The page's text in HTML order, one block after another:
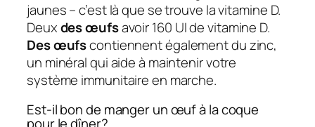
jaunes – c’est là que se trouve la vitamine D.
Deuxdes œufsavoir 160 UI de vitamine D.
Des œufscontiennent également du zinc,
un minéral qui aide à maintenir votre
système immunitaire en marche.
Est-il bon de manger un œuf à la coque
pour le dîner?